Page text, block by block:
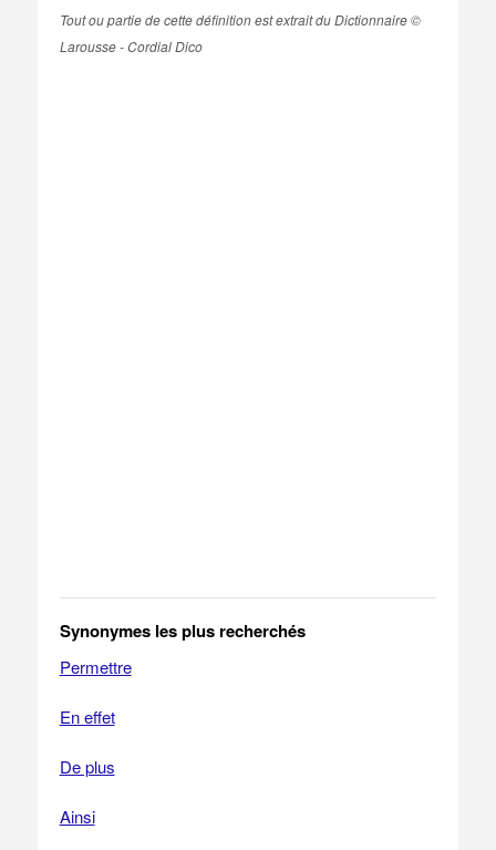
Tout ou partie de cette définition est extrait du Dictionnaire ©
Larousse - Cordial Dico
Synonymes les plus recherchés
Permettre
En effet
De plus
Ainsi